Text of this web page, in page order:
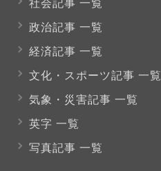
政治記事 一覧
経済記事 一覧
文化・スポーツ記事 一覧
気象・災害記事 一覧
英字 一覧
写真記事 一覧